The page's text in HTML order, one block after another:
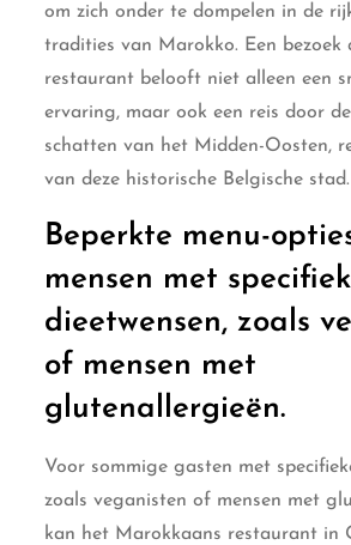
om zich onder te dompelen in de
tradities van Marokko. Een bezoek
restaurant belooft niet alleen een
ervaring, maar ook een reis door
schatten van het Midden-Oosten,
van deze historische Belgische stad.
Beperkte menu-
mensen met
dieetwensen, zoals
of mensen met
glutenallergieën.
Voor sommige gasten met
zoals veganisten of mensen met
kan het Marokkaans restaurant in